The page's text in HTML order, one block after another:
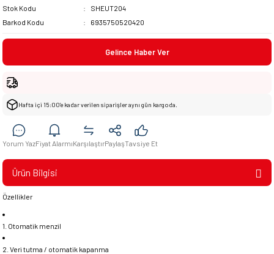
Stok Kodu
SHEUT204
Barkod Kodu
6935750520420
Gelince Haber Ver
Hafta içi 15:00’e kadar verilen siparişler aynı gün kargoda.
Yorum YazFiyat AlarmıKarşılaştırPaylaşTavsiye Et
Ürün Bilgisi
Özellikler
1. Otomatik menzil
2. Veri tutma / otomatik kapanma